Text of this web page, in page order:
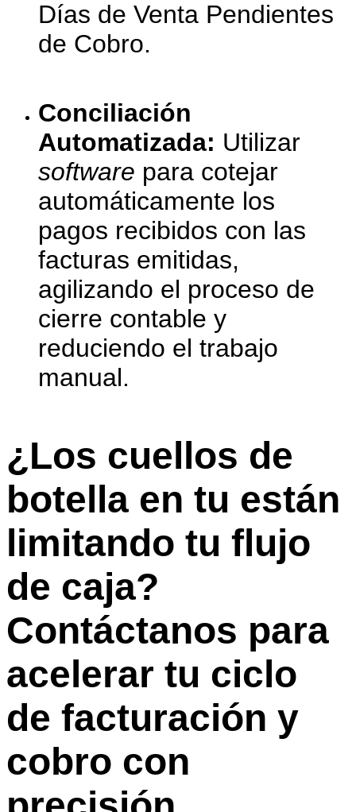
Días de Venta Pendientes
de Cobro.
Conciliación
Automatizada: Utilizar
software para cotejar
automáticamente los
pagos recibidos con las
facturas emitidas,
agilizando el proceso de
cierre contable y
reduciendo el trabajo
manual.
¿Los cuellos de
botella en tu están
limitando tu flujo
de caja?
Contáctanos para
acelerar tu ciclo
de facturación y
cobro con